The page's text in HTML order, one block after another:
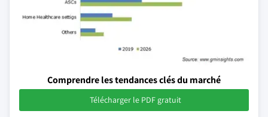
Comprendre les tendances clés du marché
Télécharger le PDF gratuit